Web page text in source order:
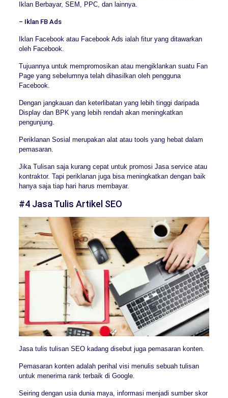
Iklan Berbayar, SEM, PPC, dan lainnya.
– Iklan FB Ads
Iklan Facebook atau Facebook Ads ialah fitur yang ditawarkan
oleh Facebook.
Tujuannya untuk mempromosikan atau mengiklankan suatu Fan
Page yang sebelumnya telah dihasilkan oleh pengguna
Facebook.
Dengan jangkauan dan keterlibatan yang lebih tinggi daripada
Display dan BPK yang lebih rendah akan meningkatkan
pengunjung.
Periklanan Sosial merupakan alat atau tools yang hebat dalam
pemasaran.
Jika Tulisan saja kurang cepat untuk promosi Jasa service atau
kontraktor. Tapi periklanan juga bisa meningkatkan dengan baik
hanya saja tiap hari harus membayar.
#4 Jasa Tulis Artikel SEO
Jasa tulis tulisan SEO kadang disebut juga pemasaran konten.
Pemasaran konten adalah perihal visi menulis sebuah tulisan
untuk menerima rank terbaik di Google.
Seiring dengan usia dunia maya, informasi menjadi sumber skor